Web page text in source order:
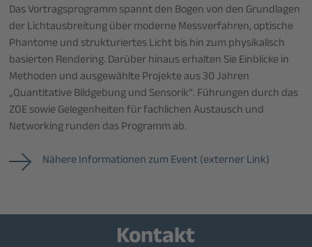
Das Vortragsprogramm spannt den Bogen von den Grundlagen
der Lichtausbreitung über moderne Messverfahren, optische
Phantome und strukturiertes Licht bis hin zum physikalisch
basierten Rendering. Darüber hinaus erhalten Sie Einblicke in
Methoden und ausgewählte Projekte aus 30 Jahren
„Quantitative Bildgebung und Sensorik“. Führungen durch das
ZOE sowie Gelegenheiten für fachlichen Austausch und
Networking runden das Programm ab.
Nähere Informationen zum Event (externer Link)
Kontakt